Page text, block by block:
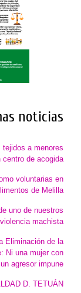
noticias
a menores
centro de acogida
voluntarias en
de Melilla
uno de nuestros
machista
Eliminación de la
Ni una mujer con
agresor impune
D. TETUÁN